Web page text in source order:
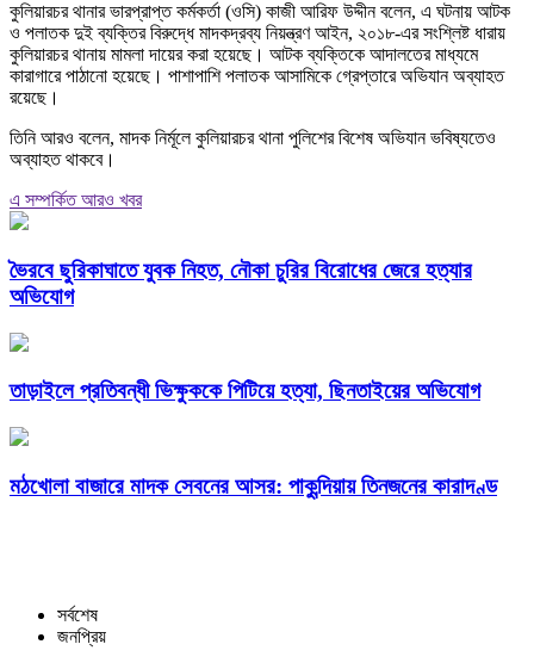
কুলিয়ারচর থানার ভারপ্রাপ্ত কর্মকর্তা (ওসি) কাজী আরিফ উদ্দীন বলেন, এ ঘটনায় আটক
ও পলাতক দুই ব্যক্তির বিরুদ্ধে মাদকদ্রব্য নিয়ন্ত্রণ আইন, ২০১৮-এর সংশ্লিষ্ট ধারায়
কুলিয়ারচর থানায় মামলা দায়ের করা হয়েছে। আটক ব্যক্তিকে আদালতের মাধ্যমে
কারাগারে পাঠানো হয়েছে। পাশাপাশি পলাতক আসামিকে গ্রেপ্তারে অভিযান অব্যাহত
রয়েছে।
তিনি আরও বলেন, মাদক নির্মূলে কুলিয়ারচর থানা পুলিশের বিশেষ অভিযান ভবিষ্যতেও
অব্যাহত থাকবে।
এ সম্পর্কিত আরও খবর
ভৈরবে ছুরিকাঘাতে যুবক নিহত, নৌকা চুরির বিরোধের জেরে হত্যার
অভিযোগ
তাড়াইলে প্রতিবন্ধী ভিক্ষুককে পিটিয়ে হত্যা, ছিনতাইয়ের অভিযোগ
মঠখোলা বাজারে মাদক সেবনের আসর: পাকুন্দিয়ায় তিনজনের কারাদণ্ড
সর্বশেষ
জনপ্রিয়